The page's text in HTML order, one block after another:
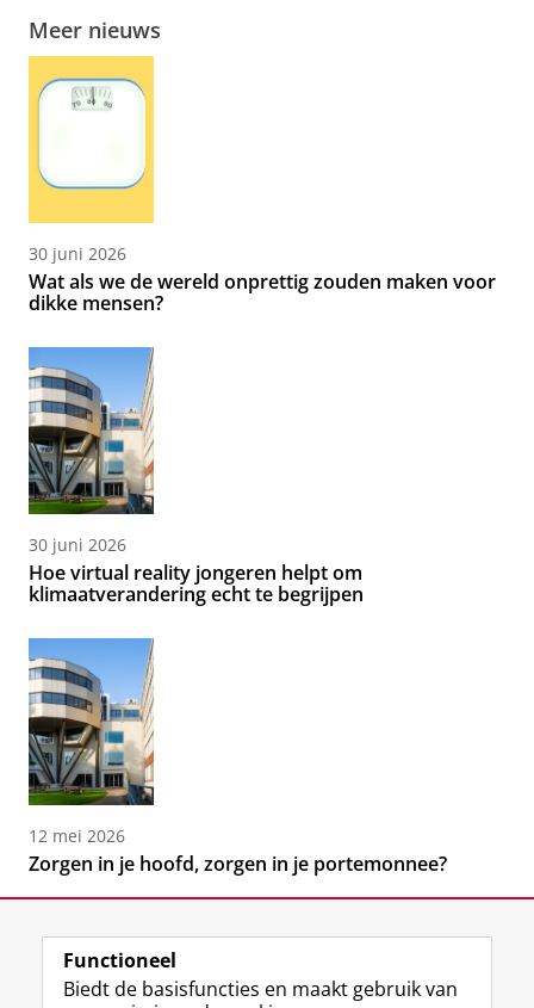
Meer nieuws
30 juni 2026
Wat als we de wereld onprettig zouden maken voor
dikke mensen?
30 juni 2026
Hoe virtual reality jongeren helpt om
klimaatverandering echt te begrijpen
12 mei 2026
Zorgen in je hoofd, zorgen in je portemonnee?
Functioneel
Biedt de basisfuncties en maakt gebruik van